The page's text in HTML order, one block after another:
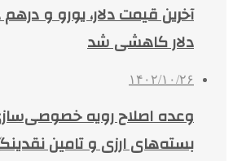
آخرین قیمت دلار، یورو و درهم
دلار کاهشی شد
۱۴۰۲/۱۰/۲۶
وعده اصلاح رویه
بسته‌های ارزی و تامین